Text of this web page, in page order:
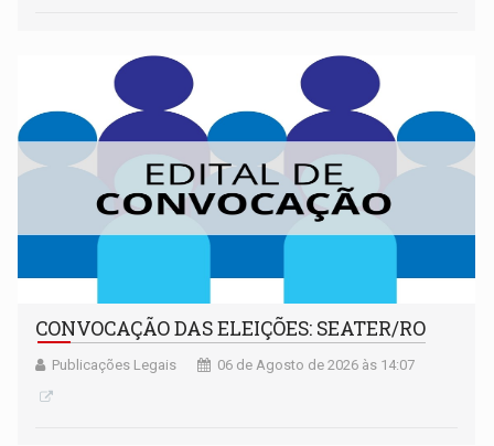
CONVOCAÇÃO DAS ELEIÇÕES: SEATER/RO
Publicações Legais 06 de Agosto de 2026 às 14:07